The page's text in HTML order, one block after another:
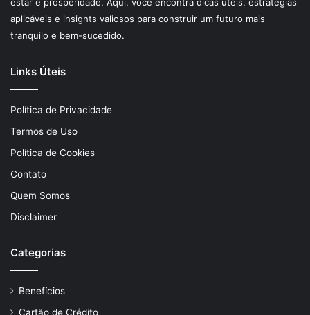
aplicáveis e insights valiosos para construir um futuro mais
tranquilo e bem-sucedido.
Links Úteis
Política de Privacidade
Termos de Uso
Política de Cookies
Contato
Quem Somos
Disclaimer
Categorias
Benefícios
Cartão de Crédito